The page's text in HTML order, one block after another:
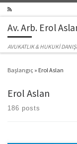
Av. Arb. Erol
AVUKATLIK & HUKUKİ
Başlangıç » Erol Aslan
Erol Aslan
186 posts